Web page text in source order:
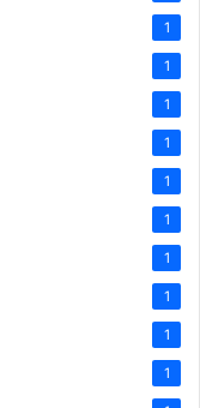
1
1
1
1
1
1
1
1
1
1